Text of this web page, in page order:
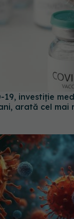
arată cel mai